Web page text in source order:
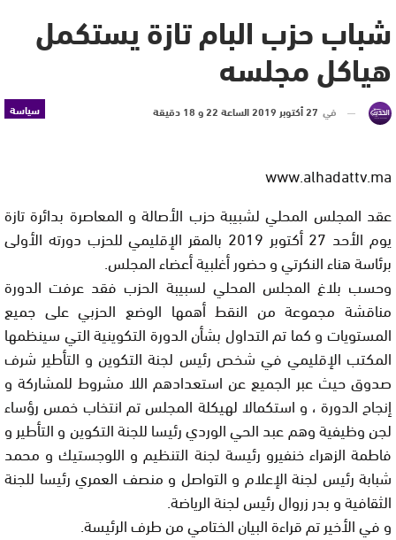
شباب حزب البام تازة يستكمل
هياكل مجلسه
سياسة في 27 أكتوبر 2019 الساعة 22 و 18 دقيقة
www.alhadattv.ma
عقد المجلس المحلي لشبيبة حزب الأصالة و المعاصرة بدائرة تازة
يوم الأحد 27 أكتوبر 2019 بالمقر الإقليمي للحزب دورته الأولى
برئاسة هناء النكرتي و حضور أغلبية أعضاء المجلس.
وحسب بلاغ المجلس المحلي لسبيبة الحزب فقد عرفت الدورة
مناقشة مجموعة من النقط أهمها الوضع الحزبي على جميع
المستويات و كما تم التداول بشأن الدورة التكوينية التي سينظمها
المكتب الإقليمي في شخص رئيس لجنة التكوين و التأطير شرف
صدوق حيث عبر الجميع عن استعدادهم اللا مشروط للمشاركة و
إنجاح الدورة ، و استكمالا لهيكلة المجلس تم انتخاب خمس رؤساء
لجن وظيفية وهم عبد الحي الوردي رئيسا للجنة التكوين و التأطير و
فاطمة الزهراء خنفيرو رئيسة لجنة التنظيم و اللوجستيك و محمد
شبابة رئيس لجنة الإعلام و التواصل و منصف العمري رئيسا للجنة
الثقافية و بدر زروال رئيس لجنة الرياضة.
و في الأخير تم قراءة البيان الختامي من طرف الرئيسة.